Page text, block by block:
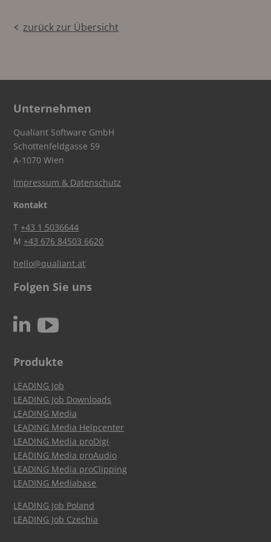
zurück zur Übersicht
Unternehmen
Qualiant Software GmbH
Schottenfeldgasse 59
A-1070 Wien
Impressum & Datenschutz
Kontakt
T+43 1 5036644
M+43 676 84503 6620
hello@qualiant.at
Folgen Sie uns
N c
Produkte
LEADING Job
LEADING Job Downloads
LEADING Media
LEADING Media Helpcenter
LEADING Media proDigi
LEADING Media proAudio
LEADING Media proClipping
LEADING Mediabase
LEADING Job Poland
LEADING Job Czechia